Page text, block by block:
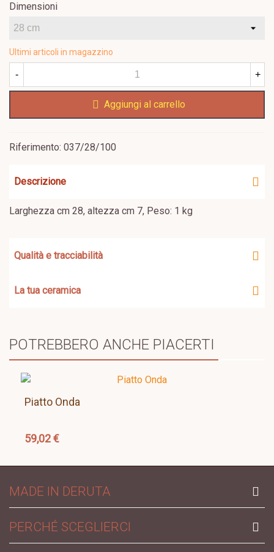
Dimensioni
Ultimi articoli in magazzino
- +
Aggiungi al carrello
Riferimento: 037/28/100
Descrizione
Larghezza cm 28, altezza cm 7, Peso: 1 kg
Qualità e tracciabilità
La tua ceramica
POTREBBERO ANCHE PIACERTI
Piatto Onda
59,02 €
MADE IN DERUTA
PERCHÉ SCEGLIERCI